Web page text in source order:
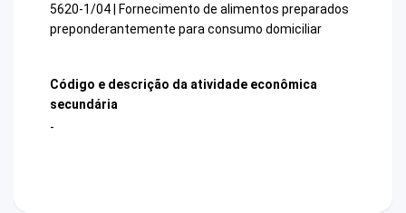
5620-1/04 | Fornecimento de alimentos preparados
preponderantemente para consumo domiciliar
Código e descrição da atividade econômica
secundária
-